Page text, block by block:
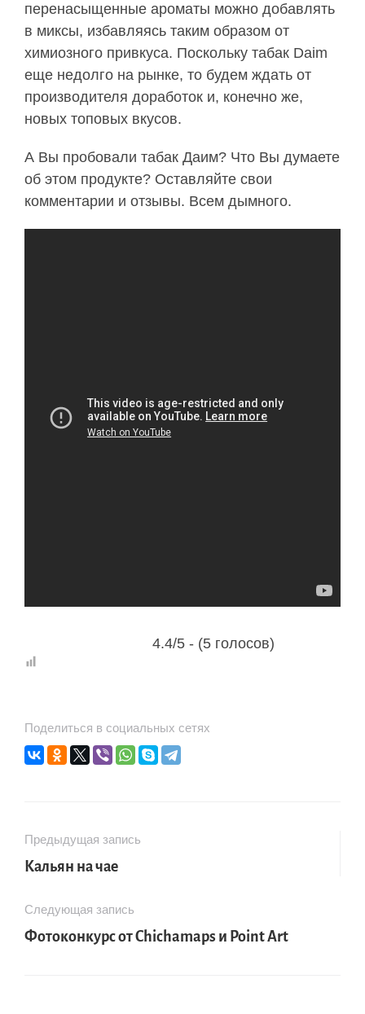
перенасыщенные ароматы можно добавлять
в миксы, избавляясь таким образом от
химиозного привкуса. Поскольку табак Daim
еще недолго на рынке, то будем ждать от
производителя доработок и, конечно же,
новых топовых вкусов.
А Вы пробовали табак Даим? Что Вы думаете
об этом продукте? Оставляйте свои
комментарии и отзывы. Всем дымного.
4.4/5 - (5 голосов)
Поделиться в социальных сетях
Предыдущая запись
Кальян на чае
Следующая запись
Фотоконкурс от Chichamaps и Point Art